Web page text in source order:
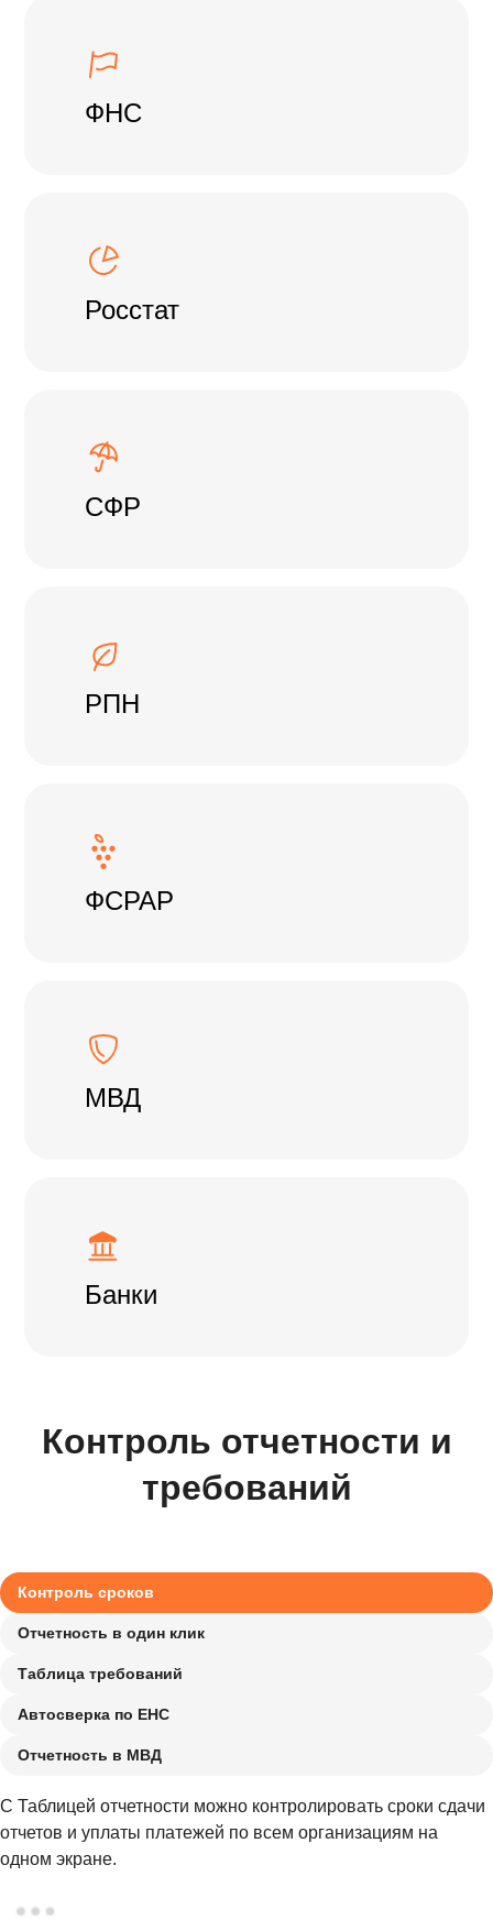
ФНС
Росстат
СФР
РПН
ФСРАР
МВД
Банки
Контроль отчетности и
требований
Контроль сроков
Отчетность в один клик
Таблица требований
Автосверка по ЕНС
Отчетность в МВД
С Таблицей отчетности можно контролировать сроки сдачи
отчетов и уплаты платежей по всем организациям на
одном экране.